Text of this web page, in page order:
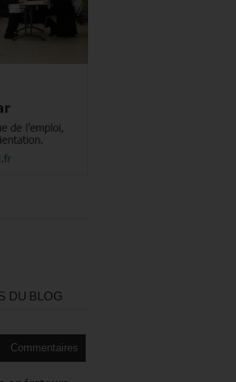
DU BLOG
Commentaires